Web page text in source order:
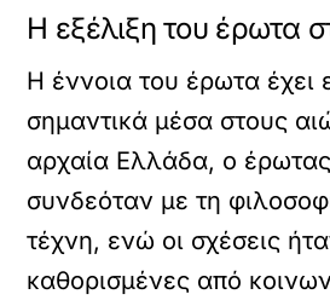
Η εξέλιξη του έρωτα
Η έννοια του έρωτα έχει
σημαντικά μέσα στους
αρχαία Ελλάδα, ο
συνδεόταν με τη
τέχνη, ενώ οι σχέσεις
καθορισμένες από